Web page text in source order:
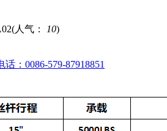
(人气： 10)
话：0086-579-87918851